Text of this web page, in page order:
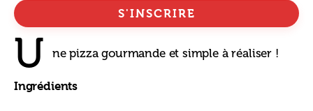
U ne pizza gourmande et simple à réaliser !
Ingrédients